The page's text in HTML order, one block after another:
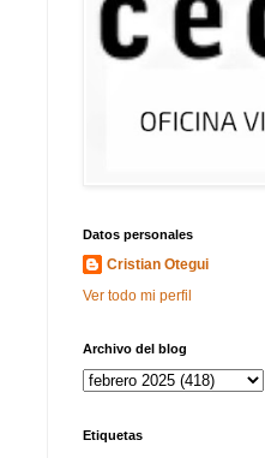
Datos personales
Cristian Otegui
Ver todo mi perfil
Archivo del blog
Etiquetas